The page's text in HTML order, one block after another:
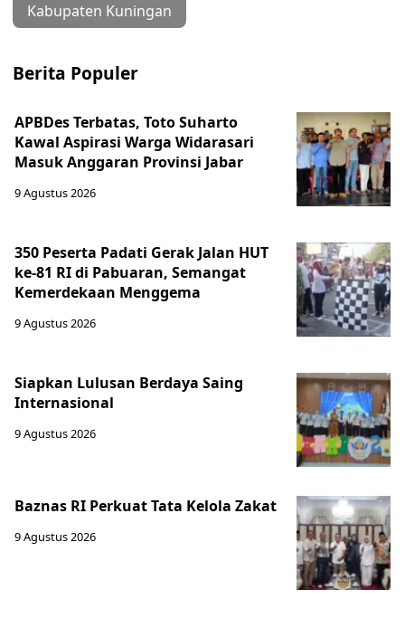
Kabupaten Kuningan
Berita Populer
APBDes Terbatas, Toto Suharto
Kawal Aspirasi Warga Widarasari
Masuk Anggaran Provinsi Jabar
9 Agustus 2026
350 Peserta Padati Gerak Jalan HUT
ke-81 RI di Pabuaran, Semangat
Kemerdekaan Menggema
9 Agustus 2026
Siapkan Lulusan Berdaya Saing
Internasional
9 Agustus 2026
Baznas RI Perkuat Tata Kelola Zakat
9 Agustus 2026